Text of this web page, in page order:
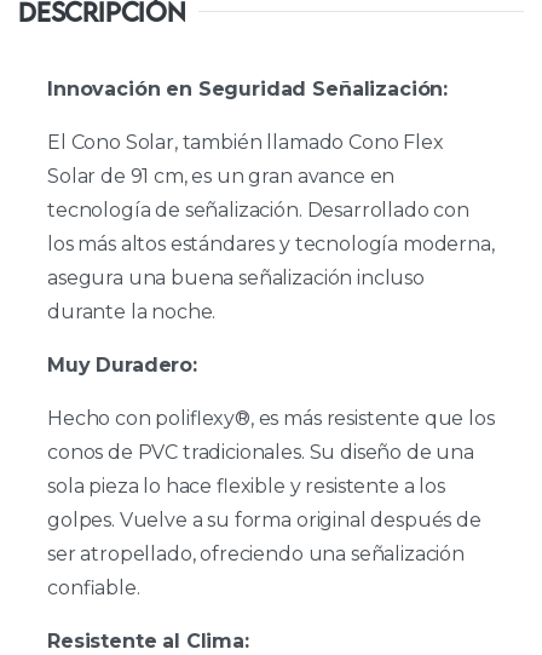
DESCRIPCIÓN
Innovación en Seguridad Señalización:
El Cono Solar, también llamado Cono Flex
Solar de 91 cm, es un gran avance en
tecnología de señalización. Desarrollado con
los más altos estándares y tecnología moderna,
asegura una buena señalización incluso
durante la noche.
Muy Duradero:
Hecho con poliflexy®, es más resistente que los
conos de PVC tradicionales. Su diseño de una
sola pieza lo hace flexible y resistente a los
golpes. Vuelve a su forma original después de
ser atropellado, ofreciendo una señalización
confiable.
Resistente al Clima: